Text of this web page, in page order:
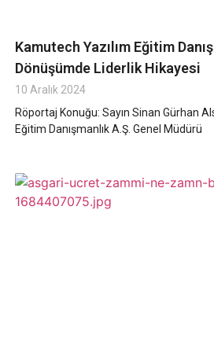
Kamutech Yazılım Eğitim
Dönüşümde Liderlik Hikayesi
10 Aralık 2024
Röportaj Konuğu: Sayın Sinan Gürhan
Eğitim Danışmanlık A.Ş. Genel Müdürü